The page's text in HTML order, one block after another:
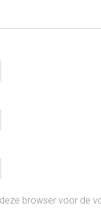
browser voor de